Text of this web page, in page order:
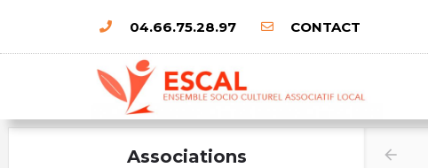
04.66.75.28.97 CONTACT
Associations